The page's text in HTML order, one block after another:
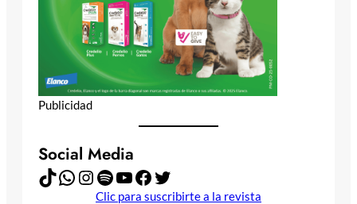
Publicidad
Social Media
TikTok WhatsApp Instagram Spotify YouTube Facebook Twitter
Clic para suscribirte a la revista